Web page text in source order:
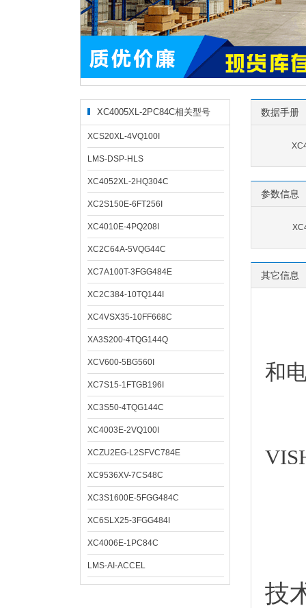
XC4005XL-2PC84C相关型号
XCS20XL-4VQ100I
LMS-DSP-HLS
XC4052XL-2HQ304C
XC2S150E-6FT256I
XC4010E-4PQ208I
XC2C64A-5VQG44C
XC7A100T-3FGG484E
XC2C384-10TQ144I
XC4VSX35-10FF668C
XA3S200-4TQG144Q
XCV600-5BG560I
XC7S15-1FTGB196I
XC3S50-4TQG144C
XC4003E-2VQ100I
XCZU2EG-L2SFVC784E
XC9536XV-7CS48C
XC3S1600E-5FGG484C
XC6SLX25-3FGG484I
XC4006E-1PC84C
LMS-AI-ACCEL
数据手册
参数信息
其它信息
和
技